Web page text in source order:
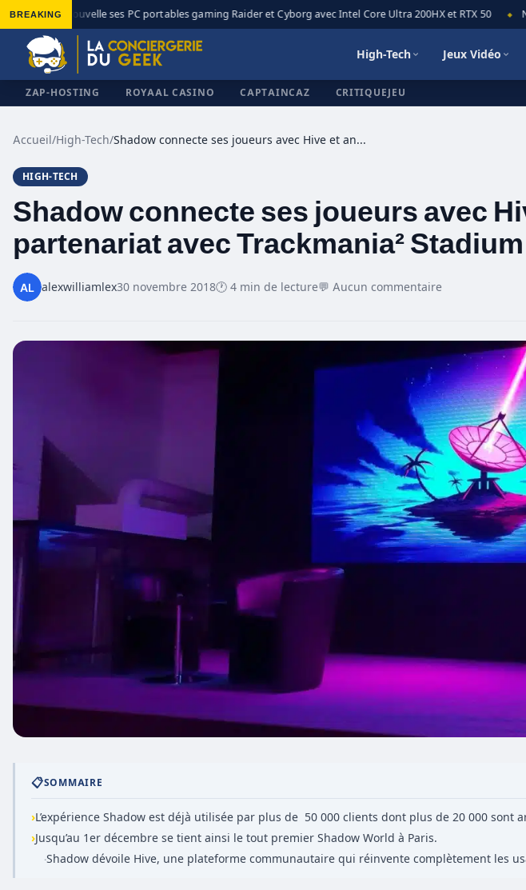
BREAKING
MSI renouvelle ses PC portables gaming Raider et Cyborg avec Intel Core Ultra 200HX et RTX 50 ◆
High-Tech Jeux Vidéo
ZAP-HOSTING ROYAAL CASINO CAPTAINCAZ CRITIQUEJEU
Accueil/High-Tech/ Shadow connecte ses joueurs avec Hive et annonce un partenariat avec Trackmania² Stadium
HIGH-TECH
Shadow connecte ses joueurs avec
partenariat avec Trackmania² Stadium
alexwilliamlex30 novembre 2018🕐 4 min de lecture💬 Aucun commentaire
📋SOMMAIRE
›L’expérience Shadow est déjà utilisée par plus de 50 000 clients dont plus de 20 000 sont
›Jusqu’au 1er décembre se tient ainsi le tout premier Shadow World à Paris.
·Shadow dévoile Hive, une plateforme communautaire qui réinvente complètement les